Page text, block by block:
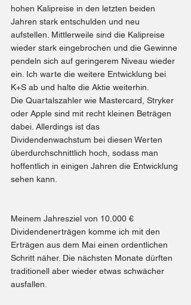
hohen Kalipreise in den letzten beiden
Jahren stark entschulden und neu
aufstellen. Mittlerweile sind die Kalipreise
wieder stark eingebrochen und die Gewinne
pendeln sich auf geringerem Niveau wieder
ein. Ich warte die weitere Entwicklung bei
K+S ab und halte die Aktie weiterhin.
Die Quartalszahler wie Mastercard, Stryker
oder Apple sind mit recht kleinen Beträgen
dabei. Allerdings ist das
Dividendenwachstum bei diesen Werten
überdurchschnittlich hoch, sodass man
hoffentlich in einigen Jahren die Entwicklung
sehen kann.
Meinem Jahresziel von 10.000 €
Dividendenerträgen komme ich mit den
Erträgen aus dem Mai einen ordentlichen
Schritt näher. Die nächsten Monate dürften
traditionell aber wieder etwas schwächer
ausfallen.